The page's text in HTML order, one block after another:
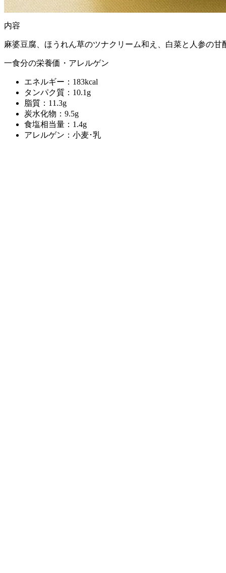
内容
麻婆豆腐、ほうれん草のツナクリーム和え、白菜と人参の甘
一食分の栄養価・アレルゲン
エネルギー：183kcal
タンパク質：10.1g
脂質：11.3g
炭水化物：9.5g
食塩相当量：1.4g
アレルゲン：小麦･乳